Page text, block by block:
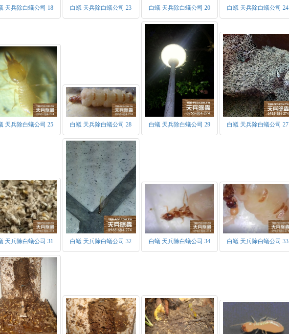
食族群內所有蟻種、築巢、清掃、搬運等各項繁雜的工作。
天兵除白蟻公司 18 白蟻 天兵除白蟻公司 23 白蟻 天兵除白蟻公司 20 白蟻 天兵除白蟻公司 24
天兵除白蟻公司 25 白蟻 天兵除白蟻公司 28 白蟻 天兵除白蟻公司 29 白蟻 天兵除白蟻公司 27
天兵除白蟻公司 31 白蟻 天兵除白蟻公司 32 白蟻 天兵除白蟻公司 34 白蟻 天兵除白蟻公司 33